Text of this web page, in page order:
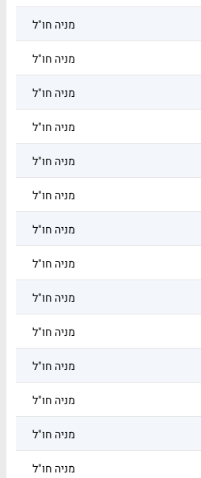
מניה חו"ל
מניה חו"ל
מניה חו"ל
מניה חו"ל
מניה חו"ל
מניה חו"ל
מניה חו"ל
מניה חו"ל
מניה חו"ל
מניה חו"ל
מניה חו"ל
מניה חו"ל
מניה חו"ל
מניה חו"ל